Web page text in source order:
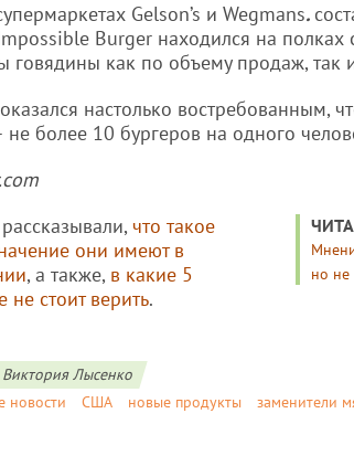
Gelson’s и Wegmans.
Burger находился на полках
говядины как по объему продаж, так
настолько востребованным,
не более 10 бургеров на одного
но не
что такое
они имеют в
, а также, в какие 5
стоит верить.
Виктория Лысенко
новости США новые продукты заменители